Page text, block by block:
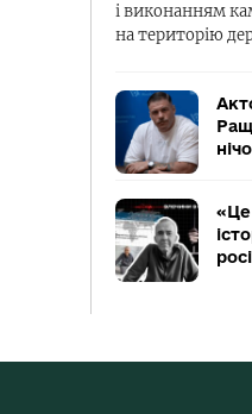
і виконанням
на територію